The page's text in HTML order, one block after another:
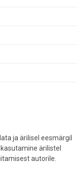
ja ärilisel eesmärgil
ärilistel
autorile.